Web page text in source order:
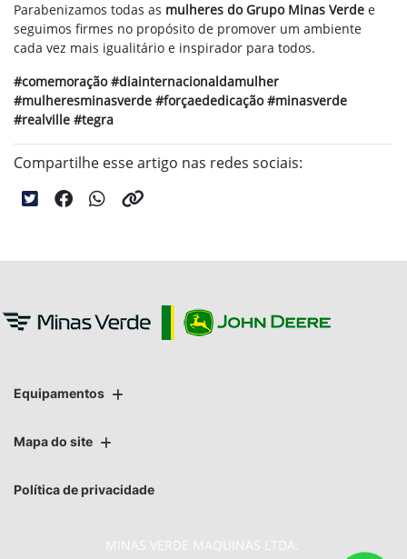
Parabenizamos todas as mulheres do Grupo Minas Verde e
seguimos firmes no propósito de promover um ambiente
cada vez mais igualitário e inspirador para todos.
#comemoração #diainternacionaldamulher
#mulheresminasverde #forçaededicação #minasverde
#realville #tegra
Compartilhe esse artigo nas redes sociais:
Equipamentos
Mapa do site
Política de privacidade
MINAS VERDE MAQUINAS LTDA.